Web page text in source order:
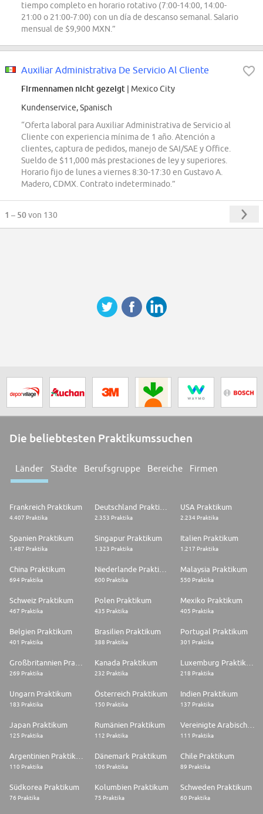
tiempo completo en horario rotativo (7:00-14:00, 14:00-
21:00 o 21:00-7:00) con un día de descanso semanal. Salario
mensual de $9,900 MXN.”
Auxiliar Administrativa De Servicio Al Cliente
Firmennamen nicht gezeigt | Mexico City
Kundenservice, Spanisch
“Oferta laboral para Auxiliar Administrativa de Servicio al
Cliente con experiencia mínima de 1 año. Atención a
clientes, captura de pedidos, manejo de SAI/SAE y Office.
Sueldo de $11,000 más prestaciones de ley y superiores.
Horario fijo de lunes a viernes 8:30-17:30 en Gustavo A.
Madero, CDMX. Contrato indeterminado.”
1 – 50von 130
Die beliebtesten Praktikumssuchen
Länder Städte Berufsgruppe Bereiche Firmen
Frankreich Praktikum
4.407 Praktika 2.353 Praktika
USA Praktikum
2.234 Praktika
Spanien Praktikum
1.487 Praktika
Singapur Praktikum
1.323 Praktika
Italien Praktikum
1.217 Praktika
China Praktikum
694 Praktika 600 Praktika
Malaysia Praktikum
550 Praktika
Schweiz Praktikum
467 Praktika
Polen Praktikum
435 Praktika
Mexiko Praktikum
405 Praktika
Belgien Praktikum
401 Praktika
Brasilien Praktikum
388 Praktika
Portugal Praktikum
301 Praktika
269 Praktika
Kanada Praktikum
232 Praktika 218 Praktika
Ungarn Praktikum
183 Praktika
Österreich Praktikum
150 Praktika
Indien Praktikum
137 Praktika
Japan Praktikum
125 Praktika
Rumänien Praktikum
112 Praktika
Vereinigte Arabische Emirate Praktikum
111 Praktika
110 Praktika
Dänemark Praktikum
106 Praktika
Chile Praktikum
89 Praktika
Südkorea Praktikum
76 Praktika
Kolumbien Praktikum
75 Praktika
Schweden Praktikum
60 Praktika